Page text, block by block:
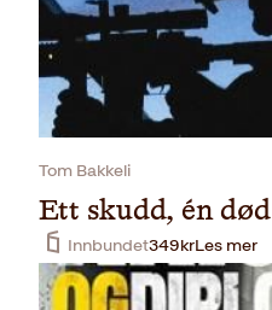
Tom Bakkeli
Ett skudd, én død
Innbundet349krLes mer